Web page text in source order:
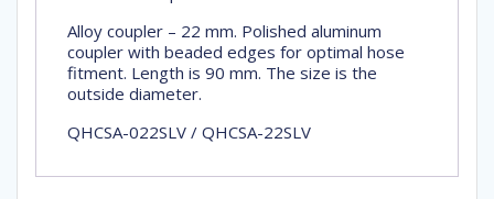
Alloy coupler – 22 mm. Polished aluminum
coupler with beaded edges for optimal hose
fitment. Length is 90 mm. The size is the
outside diameter.
QHCSA-022SLV / QHCSA-22SLV